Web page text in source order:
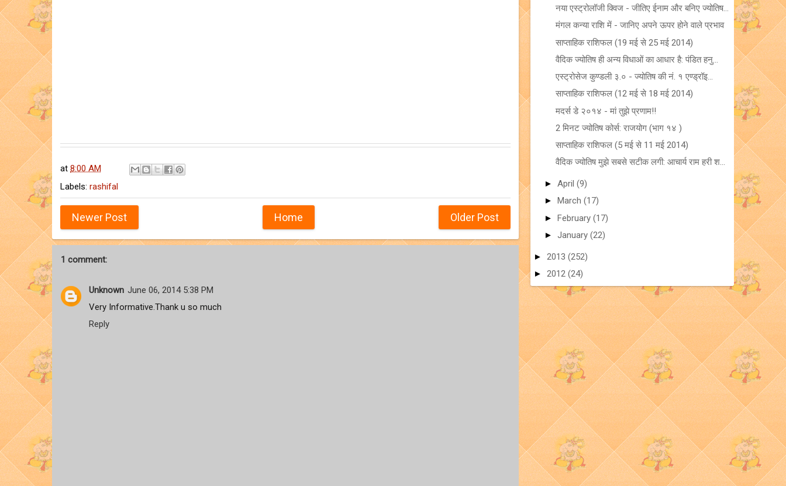
at 8:00 AM
Labels: rashifal
Newer Post Older Post
Home
1 comment:
Unknown June 06, 2014 5:38 PM
Very Informative.Thank u so much
Reply
नया एस्ट्रोलॉजी क्विज - जीतिए ईनाम और बनिए ज्योतिष...
मंगल कन्या राशि में - जानिए अपने ऊपर होने वाले प्रभाव
साप्ताहिक राशिफल (19 मई से 25 मई 2014)
वैदिक ज्योतिष ही अन्य विधाओं का आधार है: पंडित हनु...
एस्ट्रोसेज कुण्डली ३.० - ज्योतिष की नं. १ एण्ड्रॉइ...
साप्ताहिक राशिफल (12 मई से 18 मई 2014)
मदर्स डे २०१४ - मां तुझे प्रणाम!!
2 मिनट ज्योतिष कोर्स: राजयोग (भाग १४ )
साप्ताहिक राशिफल (5 मई से 11 मई 2014)
वैदिक ज्योतिष मुझे सबसे सटीक लगी: आचार्य राम हरी श...
► April (9)
► March (17)
► February (17)
► January (22)
► 2013 (252)
► 2012 (24)